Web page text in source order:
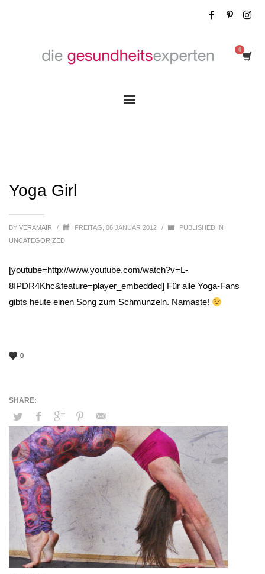
Yoga Girl
BY VERAMAIR / FREITAG, 06 JANUAR 2012 /
PUBLISHED IN
UNCATEGORIZED
[youtube=http://www.youtube.com/watch?v=L-
8IPDR4Khc&feature=player_embedded] Für alle Yoga-Fans
gibts heute einen Song zum Schmunzeln. Namaste!
0